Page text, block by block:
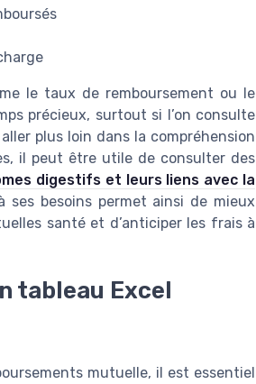
le taux de remboursement ou le
précieux, surtout si l’on consulte
plus loin dans la compréhension
il peut être utile de consulter des
digestifs et leurs liens avec la
ses besoins permet ainsi de mieux
santé et d’anticiper les frais à
tableau Excel
mutuelle, il est essentiel